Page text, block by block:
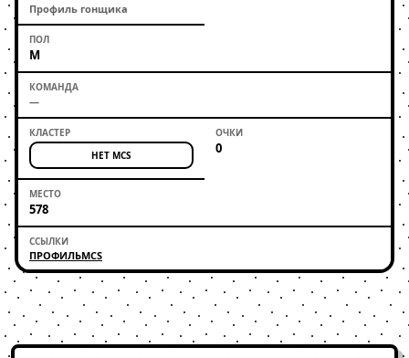
Профиль гонщика
М
—
НЕТ MCS 0
578
ПРОФИЛЬMCS